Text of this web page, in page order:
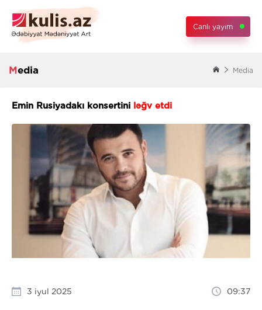
Canlı yayım
Media Media
Emin Rusiyadakı konsertini ləğv etdi
3 iyul 2025 09:37